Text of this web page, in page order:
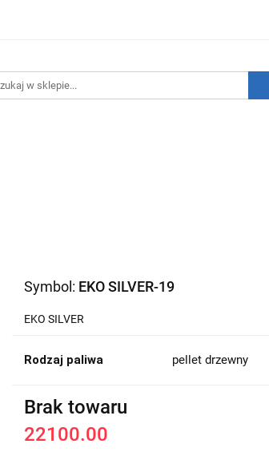
O nas
Symbol: EKO SILVER-19
EKO SILVER
Rodzaj paliwa pellet drzewny
Brak towaru
22100.00